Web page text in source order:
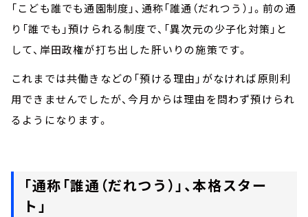
「こども誰でも通園制度」、通称「誰通（だれつう）」。前の通
り「誰でも」預けられる制度で、「異次元の少子化対策」と
して、岸田政権が打ち出した肝いりの施策です。
これまでは共働きなどの「預ける理由」がなければ原則利
用できませんでしたが、今月からは理由を問わず預けられ
るようになります。
「通称「誰通（だれつう）」、本格スター
ト」